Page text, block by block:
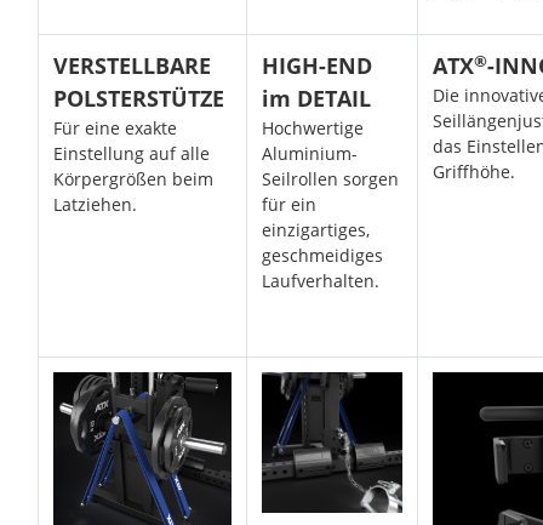
VERSTELLBARE
POLSTERSTÜTZE
Für eine exakte
Einstellung auf alle
Körpergrößen beim
Latziehen.
HIGH-END
im DETAIL
Hochwertige
Aluminium-
Seilrollen sorgen
für ein
einzigartiges,
geschmeidiges
Laufverhalten.
ATX®-
Die
das
Griffhöhe.